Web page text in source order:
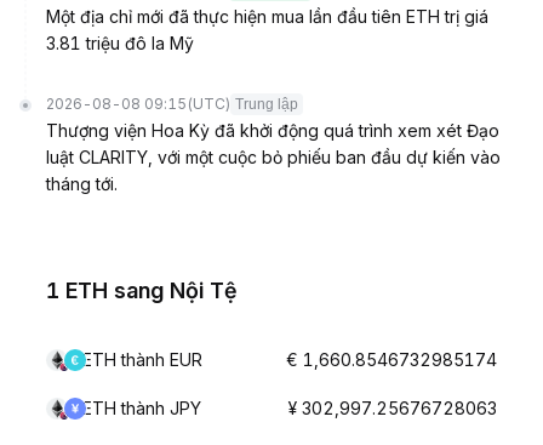
Một địa chỉ mới đã thực hiện mua lần đầu tiên ETH trị giá
3.81 triệu đô la Mỹ
2026-08-08 09:15 (UTC) Trung lập
Thượng viện Hoa Kỳ đã khởi động quá trình xem xét Đạo
luật CLARITY, với một cuộc bỏ phiếu ban đầu dự kiến vào
tháng tới.
1 ETH sang Nội Tệ
ETH thành EUR € 1,660.8546732985174
ETH thành JPY ¥ 302,997.25676728063